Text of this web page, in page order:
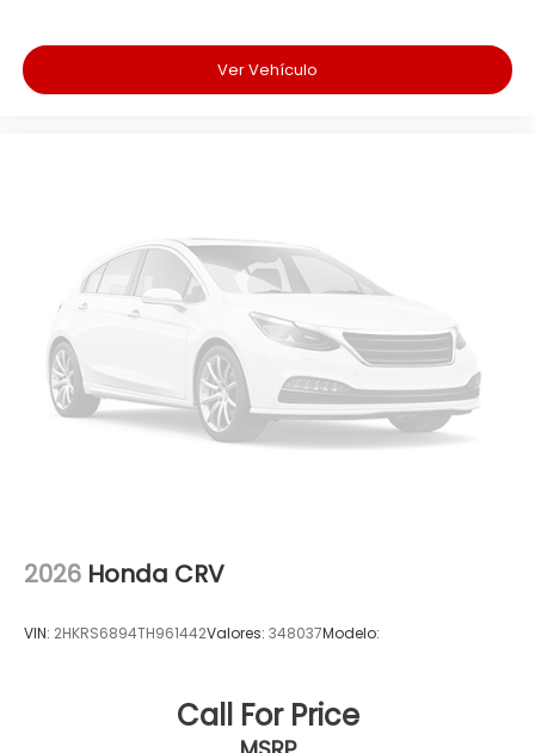
Ver Vehículo
2026 Honda CRV
VIN: 2HKRS6894TH961442Valores: 348037Modelo:
Call For Price